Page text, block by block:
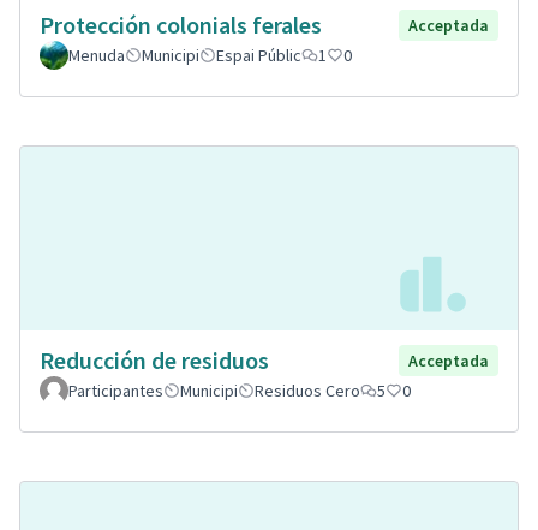
Protección colonials ferales
Acceptada
Menuda
Municipi Espai Públic 1 0
Reducción de residuos
Acceptada
Participantes
Municipi Residuos Cero 5 0